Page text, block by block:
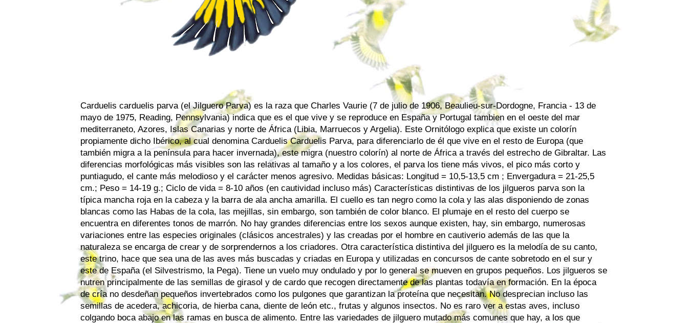
Carduelis carduelis parva (el Jilguero Parva) es la raza que Charles Vaurie (7 de julio de 1906, Beaulieu-sur-Dordogne, Francia - 13 de
mayo de 1975, Reading, Pennsylvania) indica que es el que vive y se reproduce en España y Portugal tambien en el oeste del mar
mediterraneto, Azores, Islas Canarias y norte de África (Libia, Marruecos y Argelia). Este Ornitólogo explica que existe un colorín
propiamente dicho Ibérico, al cual denomina Carduelis Carduelis Parva, para diferenciarlo de él que vive en el resto de Europa (que
también migra a la península para hacer invernada), este migra (nuestro colorín) al norte de África a través del estrecho de Gibraltar. Las
diferencias morfológicas más visibles son las relativas al tamaño y a los colores, el parva los tiene más vivos, el pico más corto y
puntiagudo, el cante más melodioso y el carácter menos agresivo. Medidas básicas: Longitud = 10,5-13,5 cm ; Envergadura = 21-25,5
cm.; Peso = 14-19 g.; Ciclo de vida = 8-10 años (en cautividad incluso más) Características distintivas de los jilgueros parva son la
típica mancha roja en la cabeza y la barra de ala ancha amarilla. El cuello es tan negro como la cola y las alas disponiendo de zonas
blancas como las Habas de la cola, las mejillas, sin embargo, son también de color blanco. El plumaje en el resto del cuerpo se
encuentra en diferentes tonos de marrón. No hay grandes diferencias entre los sexos aunque existen, hay, sin embargo, numerosas
variaciones entre las especies originales (clásicos ancestrales) y las creadas por el hombre en cautiverio además de las que la
naturaleza se encarga de crear y de sorprendernos a los criadores. Otra característica distintiva del jilguero es la melodía de su canto,
este trino, hace que sea una de las aves más buscadas y criadas en Europa y utilizadas en concursos de cante sobretodo en el sur y
este de España (el Silvestrismo, la Pega). Tiene un vuelo muy ondulado y por lo general se mueven en grupos pequeños. Los jilgueros se
nutren principalmente de las semillas de girasol y de cardo que recogen directamente de las plantas todavía en formación. En la época
de cría no desdeñan pequeños invertebrados como los pulgones que garantizan la proteína que necesitan. No desprecian incluso las
semillas de acedera, achicoria, de hierba cana, diente de león etc., frutas y algunos insectos. No es raro ver a estas aves, incluso
colgando boca abajo en las ramas en busca de alimento. Entre las variedades de jilguero mutado más comunes que hay, a los que